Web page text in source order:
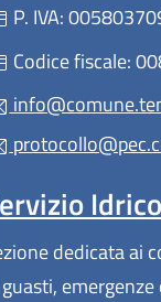
P. IVA:
Codice fiscale:
dedicata ai